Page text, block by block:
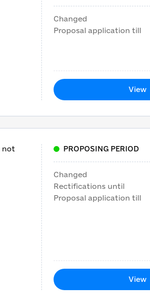
Changed
Proposal application till
View
not
PROPOSING PERIOD
Changed
Rectifications until
Proposal application till
View